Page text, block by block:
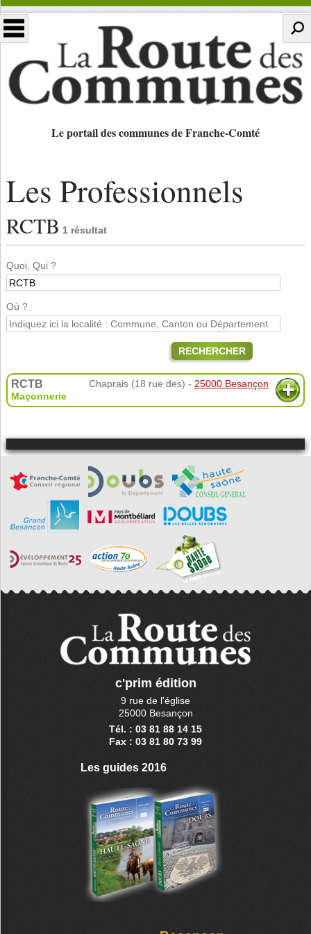
Le portail des communes de Franche-Comté
Les Professionnels
RCTB 1 résultat
Quoi, Qui ?
Où ?
RECHERCHER
RCTB Chaprais (18 rue des) - 25000 Besançon
Maçonnerie
c'prim édition
9 rue de l'église
25000 Besançon
Tél. : 03 81 88 14 15
Fax : 03 81 80 73 99
Les guides 2016